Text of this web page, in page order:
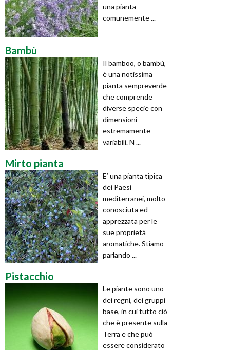
una pianta
comunemente ...
Bambù
Il bamboo, o bambù,
è una notissima
pianta sempreverde
che comprende
diverse specie con
dimensioni
estremamente
variabili. N ...
Mirto pianta
E’ una pianta tipica
dei Paesi
mediterranei, molto
conosciuta ed
apprezzata per le
sue proprietà
aromatiche. Stiamo
parlando ...
Pistacchio
Le piante sono uno
dei regni, dei gruppi
base, in cui tutto ciò
che è presente sulla
Terra e che può
essere considerato